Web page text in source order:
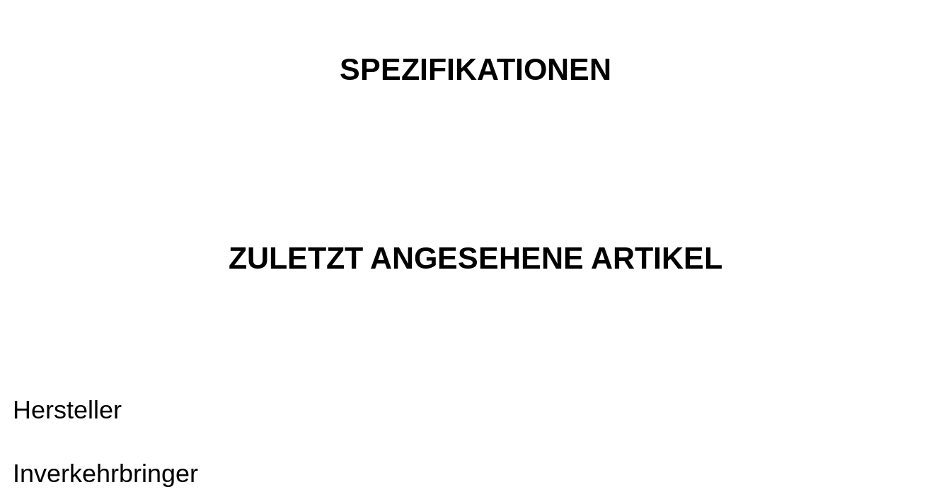
SPEZIFIKATIONEN
ZULETZT ANGESEHENE ARTIKEL
Hersteller
Inverkehrbringer